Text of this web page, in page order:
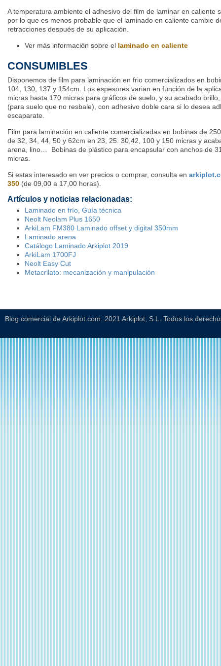
A temperatura ambiente el adhesivo del film de laminar en caliente
por lo que es menos probable que el laminado en caliente cambie
retracciones después de su aplicación.
Ver más información sobre el laminado en caliente
CONSUMIBLES
Disponemos de film para laminación en frio comercializados en
104, 130, 137 y 154cm. Los espesores varian en función de la
micras hasta 170 micras para gráficos de suelo, y su acabado
(para suelo que no resbale), con adhesivo doble cara si lo desea
escaparate.
Film para laminación en caliente comercializadas en bobinas de
de 32, 34, 44, 50 y 62cm en 23, 25. 30,42, 100 y 150 micras y
arena, lino… Bobinas de plástico para encapsular con anchos de
micras.
Si estas interesado en ver precios o comprar, consulta en
350 (de 09,00 a 17,00 horas).
Artículos y noticias relacionadas:
Laminado en frío, Guía técnica
Neolt Neolam Plus 1650
ArkiLam FM380 Laminado offset y digital 350mm
Laminado arena
Catálogo Laminado Arkiplot 2019
ArkiLam 1700FJ
Neolt Easy Cut
Metacrilato: mecanización y manipulación
Blog comercial de Arkiplot.com. 2021 Arkiplot, S.L. Todos los